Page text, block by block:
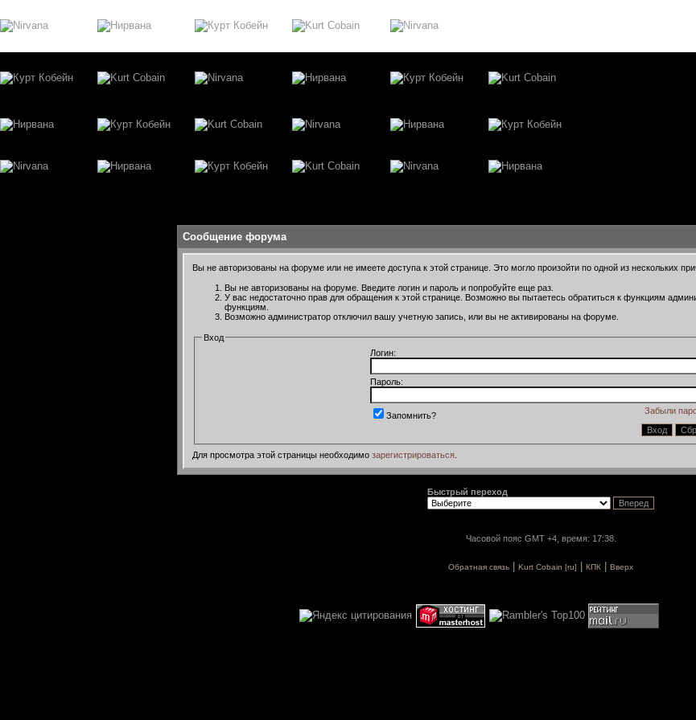
Сообщение форума
Вы не авторизованы на форуме или не имеете доступа к этой странице. Это могло произойти по одной из нескольких
Вы не авторизованы на форуме. Введите логин и пароль и попробуйте еще раз.
У вас недостаточно прав для обращения к этой странице. Возможно вы пытаетесь обратиться к функциям
функциям.
Возможно администратор отключил вашу учетную запись, или вы не активированы на форуме.
Вход
Логин:
Пароль:
Забыли
Запомнить?
Для просмотра этой страницы необходимо зарегистрироваться.
Быстрый переход
Часовой пояс GMT +4, время: 17:38.
Обратная связь Kurt Cobain [ru] КПК Вверх